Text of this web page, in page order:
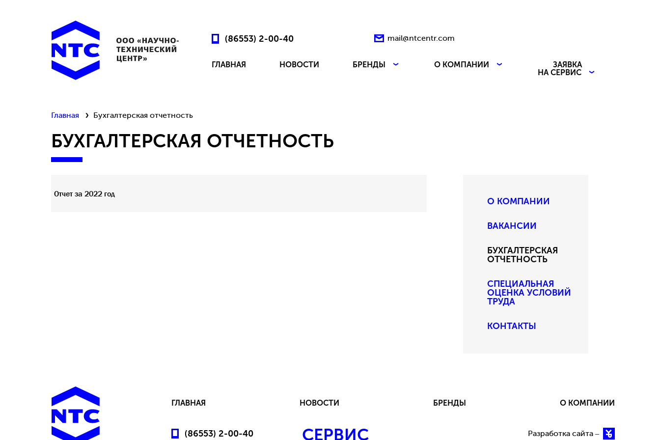
(86553) 2-00-40 mail@ntcentr.com
ГЛАВНАЯ НОВОСТИ БРЕНДЫ О КОМПАНИИ
ЗАЯВКА
НА СЕРВИС
Главная Бухгалтерская отчетность
БУХГАЛТЕРСКАЯ ОТЧЕТНОСТЬ
Отчет за 2022 год
О КОМПАНИИ
ВАКАНСИИ
БУХГАЛТЕРСКАЯ
ОТЧЕТНОСТЬ
СПЕЦИАЛЬНАЯ
ОЦЕНКА УСЛОВИЙ
ТРУДА
КОНТАКТЫ
ГЛАВНАЯ НОВОСТИ БРЕНДЫ О КОМПАНИИ
(86553) 2-00-40 СЕРВИС Разработка сайта –